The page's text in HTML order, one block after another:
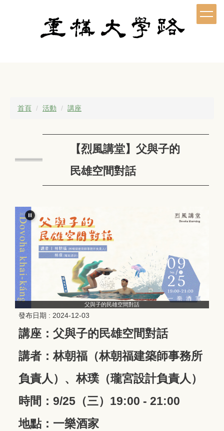
首頁 活動 講座
【烈風講堂】父與子的
民雄空間對話
父與子的民雄空間對話
發布日期 : 2024-12-03
講座：父與子的民雄空間對話
講者：林朝福（林朝福建築師事務所
負責人）、林璞（瓏宮設計負責人）
時間：9/25（三）19:00 - 21:00
地點：一樂酒家